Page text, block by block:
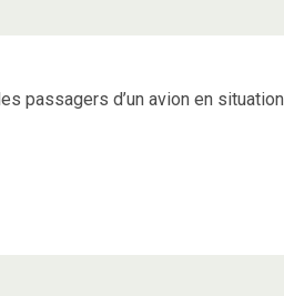
passagers d’un avion en situation